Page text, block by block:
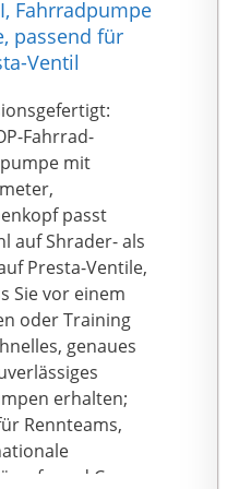
du alle
aufpumpen:
MTB, Rennrad
】-
max 160
Bar
Fahrrad-
mit
genauer
kann beim
angezeigt
so dass es
zu sehen ist
in den
Druck passt,
Fahrradpumpe
passend für
Ventil
Fahrrad-
mit
passt
auf Shrader- als
Presta-Ventile,
Sie vor einem
oder Training
genaues
erhalten;
Rennteams,
und Cross-